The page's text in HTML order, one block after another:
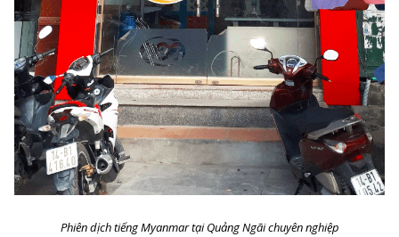
Phiên dịch tiếng Myanmar tại Quảng Ngãi chuyên nghiệp